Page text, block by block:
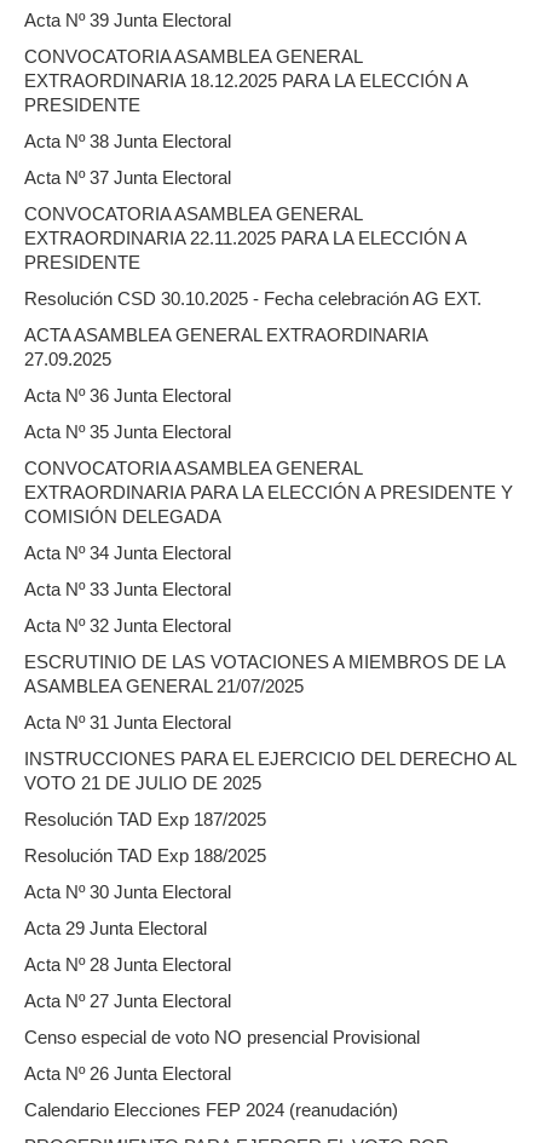
Acta Nº 39 Junta Electoral
CONVOCATORIA ASAMBLEA GENERAL
EXTRAORDINARIA 18.12.2025 PARA LA ELECCIÓN A
PRESIDENTE
Acta Nº 38 Junta Electoral
Acta Nº 37 Junta Electoral
CONVOCATORIA ASAMBLEA GENERAL
EXTRAORDINARIA 22.11.2025 PARA LA ELECCIÓN A
PRESIDENTE
Resolución CSD 30.10.2025 - Fecha celebración AG EXT.
ACTA ASAMBLEA GENERAL EXTRAORDINARIA
27.09.2025
Acta Nº 36 Junta Electoral
Acta Nº 35 Junta Electoral
CONVOCATORIA ASAMBLEA GENERAL
EXTRAORDINARIA PARA LA ELECCIÓN A PRESIDENTE Y
COMISIÓN DELEGADA
Acta Nº 34 Junta Electoral
Acta Nº 33 Junta Electoral
Acta Nº 32 Junta Electoral
ESCRUTINIO DE LAS VOTACIONES A MIEMBROS DE LA
ASAMBLEA GENERAL 21/07/2025
Acta Nº 31 Junta Electoral
INSTRUCCIONES PARA EL EJERCICIO DEL DERECHO AL
VOTO 21 DE JULIO DE 2025
Resolución TAD Exp 187/2025
Resolución TAD Exp 188/2025
Acta Nº 30 Junta Electoral
Acta 29 Junta Electoral
Acta Nº 28 Junta Electoral
Acta Nº 27 Junta Electoral
Censo especial de voto NO presencial Provisional
Acta Nº 26 Junta Electoral
Calendario Elecciones FEP 2024 (reanudación)